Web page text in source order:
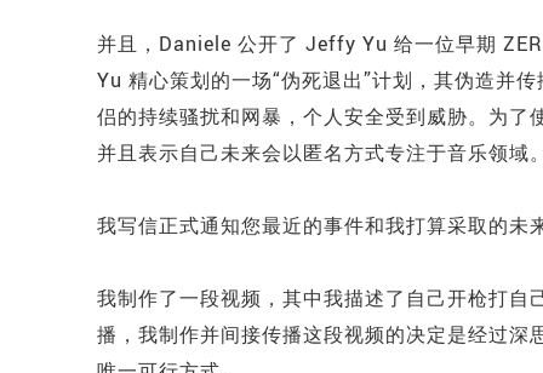
并且，Daniele 公开了 Jeffy Yu 给一位早期
Yu 精心策划的一场“伪死退出”计划，其伪造并
侣的持续骚扰和网暴，个人安全受到威胁。为了
并且表示自己未来会以匿名方式专注于音乐领
我写信正式通知您最近的事件和我打算采取的
我制作了一段视频，其中我描述了自己开枪打
播，我制作并间接传播这段视频的决定是经过